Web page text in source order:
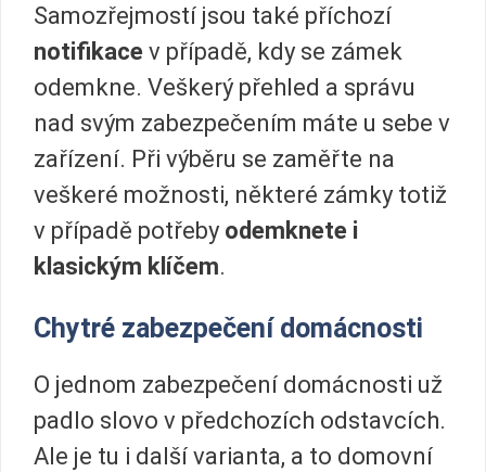
Samozřejmostí jsou také příchozí
notifikace v případě, kdy se zámek
odemkne. Veškerý přehled a správu
nad svým zabezpečením máte u sebe v
zařízení. Při výběru se zaměřte na
veškeré možnosti, některé zámky totiž
v případě potřeby odemknete i
klasickým klíčem.
Chytré zabezpečení domácnosti
O jednom zabezpečení domácnosti už
padlo slovo v předchozích odstavcích.
Ale je tu i další varianta, a to domovní